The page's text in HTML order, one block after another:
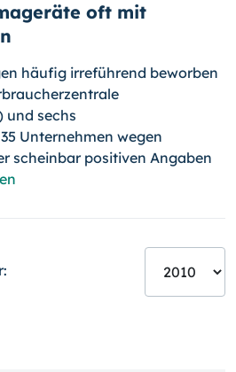
oft mit
häufig irreführend beworben
und sechs
Un­ternehmen wegen
scheinbar positiven Angaben